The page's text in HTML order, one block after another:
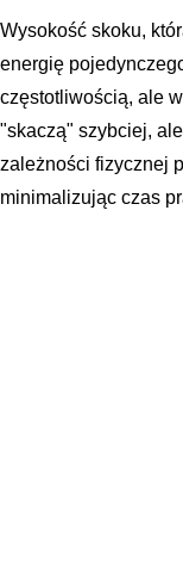
Wysokość skoku,
energię
częstotliwością, ale
"skaczą" szybciej,
zależności fizycznej
minimalizując czas